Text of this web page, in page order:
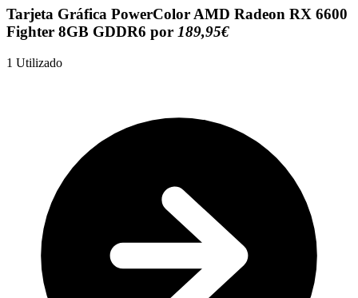
Tarjeta Gráfica PowerColor AMD Radeon RX 6600
Fighter 8GB GDDR6 por 189,95€
1 Utilizado